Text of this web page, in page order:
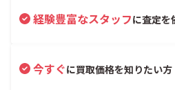
経験豊富なスタッフに査定を
今すぐに買取価格を知りたい方